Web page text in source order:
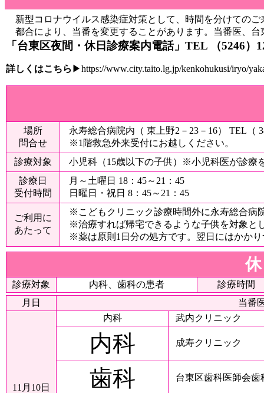
新型コロナウイルス感染症対策として、時間を分けての
都合により、当番を変更することがあります。当番医、
「台東区夜間・休日診療案内電話」TEL （5246）
詳しくはこちら ▶https://www.city.taito.lg.jp/kenkohukusi/iryo/
場所
問合せ
永寿総合病院内（ 東上野2－23－16） TEL（
※1階救急外来受付にお越しください。
診療対象
小児科（15歳以下の子供）※小児科医が診療
診療日
受付時間
月～土曜日 18：45～21：45
日曜日・祝日 8：45～21：45
ご利用に
あたって
※こどもクリニック診療時間外に永寿総合病
※治療すれば帰宅できるような子供を対象と
※薬は原則1日分の処方です。翌日にはかか
診療対象 内科、歯科の患者
診療時間
月日
当番
11月10日
内科 武内クリニック
内科 成寿クリニック
歯科 台東区歯科医師会歯